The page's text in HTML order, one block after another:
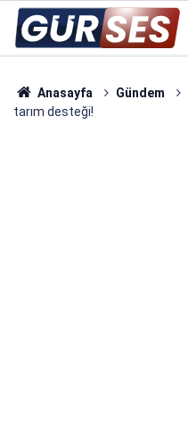
Anasayfa Gündem
tarım desteği!